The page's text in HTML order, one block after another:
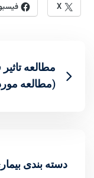
X
مطالعه
(مطالعه
دسته بندی